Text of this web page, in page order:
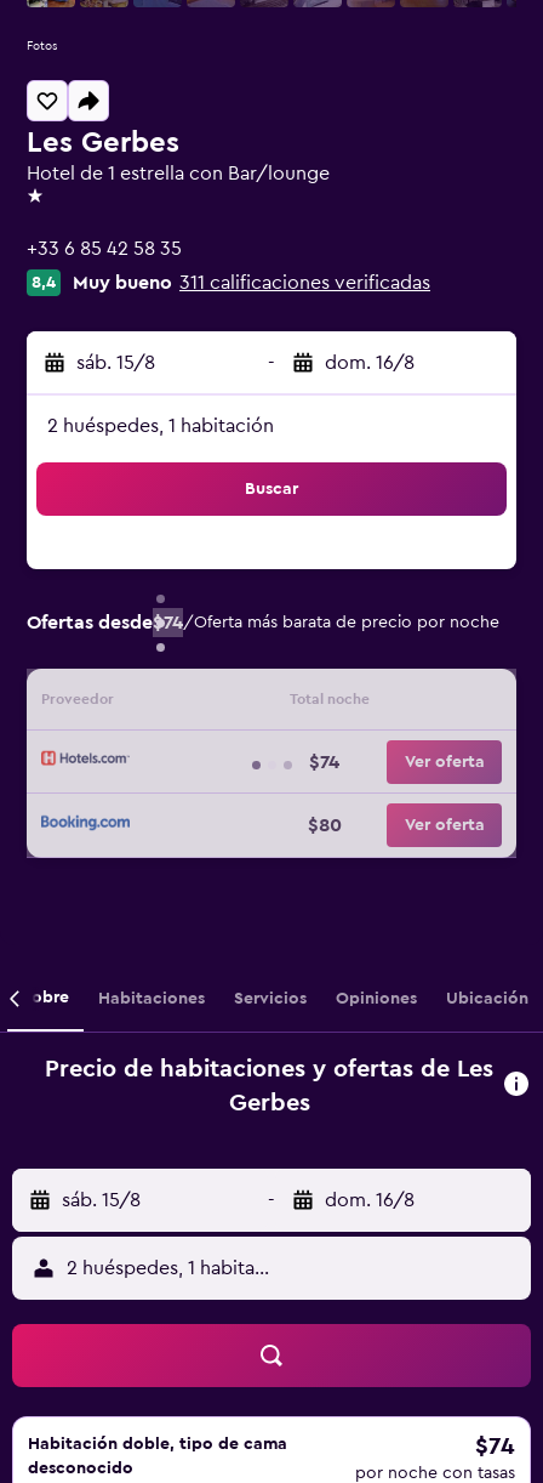
Les Gerbes
Hotel de 1 estrella con Bar/lounge
1 estrella
+33 6 85 42 58 35
8,4 Muy bueno 311 calificaciones verificadas
sáb. 15/8 - dom. 16/8
2 huéspedes, 1 habitación
Buscar
Ofertas desde$74/Oferta más barata de precio por noche
Proveedor Total noche
$74 Ver oferta
$80 Ver oferta
Fotos
Sobre Habitaciones Servicios Opiniones Ubicación
Precio de habitaciones y ofertas de Les
Gerbes
sáb. 15/8 - dom. 16/8
2 huéspedes, 1 habitación
Habitación doble, tipo de cama
desconocido
$74
por noche con tasas